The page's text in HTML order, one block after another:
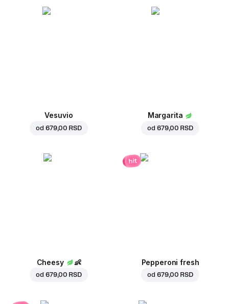
Vesuvio
od 679,00 RSD
Margarita
od 679,00 RSD
Cheesy 👶
od 679,00 RSD
hit
Pepperoni fresh
od 679,00 RSD